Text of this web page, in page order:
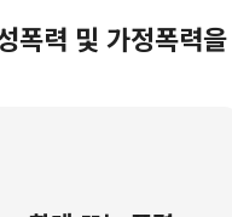
폭력 및 가정폭력